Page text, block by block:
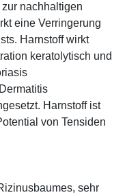
nachhaltigen
eine Verringerung
Harnstoff wirkt
keratolytisch und
Harnstoff ist
von Tensiden
sehr